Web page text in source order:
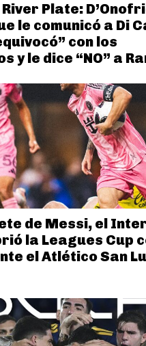
Plate:
le comunicó a Di
con los
y le dice “NO” a
de Messi, el Inter
la Leagues Cup
el Atlético San